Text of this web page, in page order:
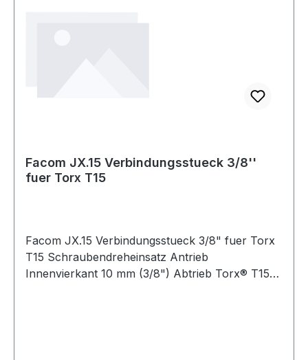
Facom JX.15 Verbindungsstueck 3/8''
fuer Torx T15
Facom JX.15 Verbindungsstueck 3/8" fuer Torx
T15 Schraubendreheinsatz Antrieb
Innenvierkant 10 mm (3/8") Abtrieb Torx® T15